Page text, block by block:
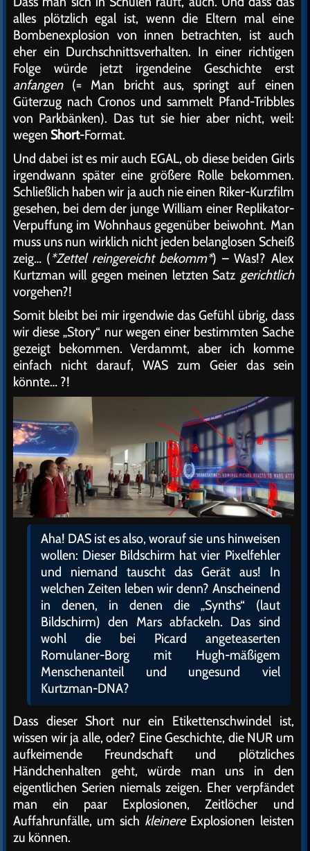
alles plötzlich egal ist, wenn die Eltern mal eine
Bombenexplosion von innen betrachten, ist auch
eher ein Durchschnittsverhalten. In einer richtigen
Folge würde jetzt irgendeine Geschichte erst
anfangen(= Man bricht aus, springt auf einen
Güterzug nach Cronos und sammelt Pfand-Tribbles
von Parkbänken). Das tut sie hier aber nicht, weil:
wegen Short-Format.
Und dabei ist es mir auch EGAL, ob diese beiden Girls
irgendwann später eine größere Rolle bekommen.
Schließlich haben wir ja auch nie einen Riker-Kurzfilm
gesehen, bei dem der junge William einer Replikator-
Verpuffung im Wohnhaus gegenüber beiwohnt. Man
muss uns nun wirklich nicht jeden belanglosen Scheiß
zeig… (*Zettel reingereicht bekomm*) – Was!? Alex
Kurtzman will gegen meinen letzten Satz gerichtlich
vorgehen?!
Somit bleibt bei mir irgendwie das Gefühl übrig, dass
wir diese „Story“ nur wegen einer bestimmten Sache
gezeigt bekommen. Verdammt, aber ich komme
einfach nicht darauf, WAS zum Geier das sein
könnte… ?!
Aha! DAS ist es also, worauf sie uns hinweisen
wollen: Dieser Bildschirm hat vier Pixelfehler
und niemand tauscht das Gerät aus! In
welchen Zeiten leben wir denn? Anscheinend
in denen, in denen die „Synths“ (laut
Bildschirm) den Mars abfackeln. Das sind
wohl die bei Picard angeteaserten
Romulaner-Borg mit Hugh-mäßigem
Menschenanteil und ungesund viel
Kurtzman-DNA?
Dass dieser Short nur ein Etikettenschwindel ist,
wissen wir ja alle, oder? Eine Geschichte, die NUR um
aufkeimende Freundschaft und plötzliches
Händchenhalten geht, würde man uns in den
eigentlichen Serien niemals zeigen. Eher verpfändet
man ein paar Explosionen, Zeitlöcher und
Auffahrunfälle, um sich kleinereExplosionen leisten
zu können.